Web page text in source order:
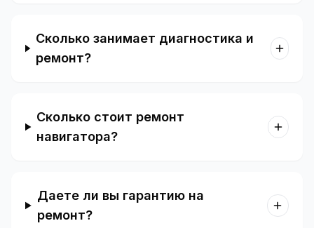
Сколько занимает диагностика и
ремонт?
Сколько стоит ремонт
навигатора?
Даете ли вы гарантию на
ремонт?